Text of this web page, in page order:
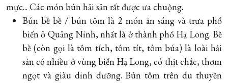
mực... Các món bún hải sản rất được ưa chuộng.
Bún bề bề / bún tôm là 2 món ăn sáng và trưa phổ
biến ở Quảng Ninh, nhất là ở thành phố Hạ Long. Bề
bề (còn gọi là tôm tích, tôm tít, tôm búa) là loài hải
sản có nhiều ở vùng biển Hạ Long, có thịt chắc, thơm
ngọt và giàu dinh dưỡng. Bún tôm trên du thuyền